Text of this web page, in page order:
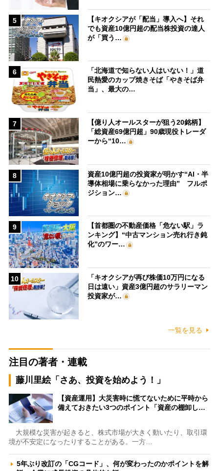
5
【キオクシアが「配当」導入へ】それ
でも資産10億円超の配当株投資の達人
が「買う…
6
「北海道で知らない人はいない！」道
民熱愛のカップ焼きそば「やきそば弁
当」、最大の…
7
【億り人オールスターが狙う20銘柄】
「総資産69億円超」90歳現役トレーダ
ーから“10…
8
資産10億円超の投資家が明かす“AI・半
導体相場に乗らなかった理由” フルポ
ジション…
9
【首都圏の不動産価格「危ない駅」ラ
ンキング】“中古マンション売れ行き鈍
化”のワー…
10
「キオクシアが再び株価10万円になる
日は遠い」資産3億円超のサラリーマン
投資家が…
一覧を見る
注目の著者・連載
藤川里絵「さあ、投資を始めよう！」
【資産運用】大災害時に慌てないために平時から
備えておきたい3つのポイント「資産の棚卸し…
大規模な災害が起きると、株式市場が大きく動いたり、取引環
境が不安定になったりすることがある。一方…
5年ぶり改訂の「CGコード」、何が変わったのかポイントを解